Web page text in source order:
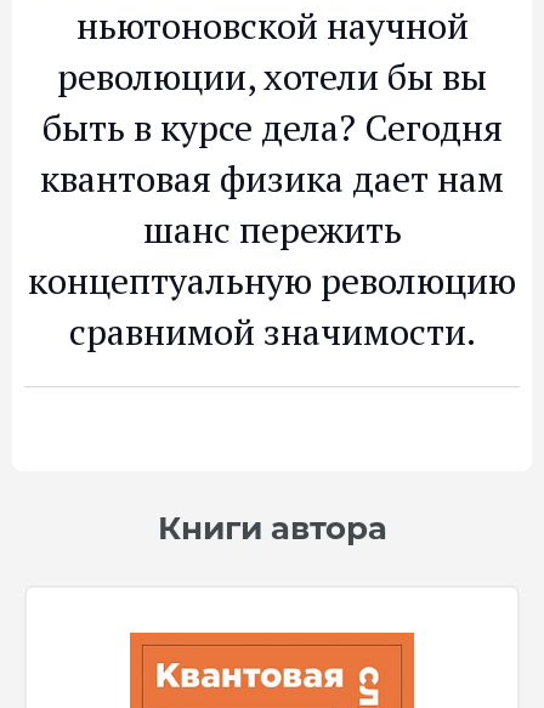
ньютоновской научной
революции, хотели бы вы
быть в курсе дела? Сегодня
квантовая физика дает нам
шанс пережить
концептуальную революцию
сравнимой значимости.
Книги автора